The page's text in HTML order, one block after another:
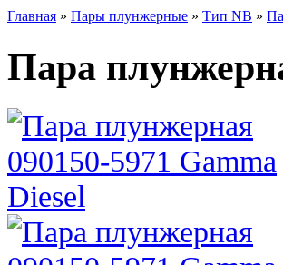
Главная » Пары плунжерные » Тип NB »
Пара